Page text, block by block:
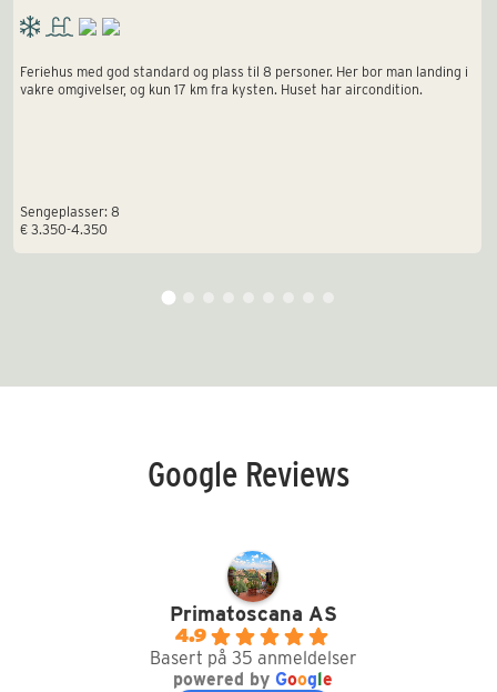
Feriehus med god standard og plass til 8 personer. Her bor man landing i
vakre omgivelser, og kun 17 km fra kysten. Huset har aircondition.
Sengeplasser: 8
€ 3.350-4.350
Google Reviews
Primatoscana AS
4.9
Basert på 35 anmeldelser
powered by Google